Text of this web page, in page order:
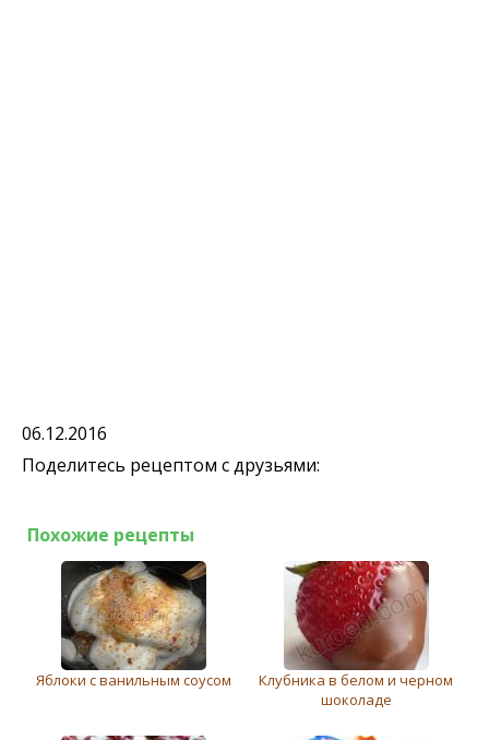
06.12.2016
Поделитесь рецептом с друзьями:
Похожие рецепты
Яблоки с ванильным соусом
Клубника в бeлом и чeрном
шоколадe